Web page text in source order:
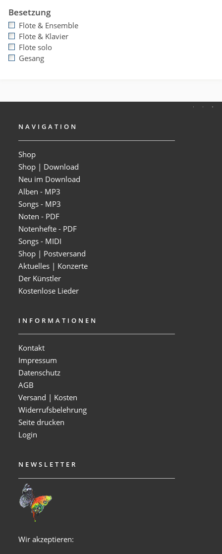
Besetzung
Flöte & Ensemble
Flöte & Klavier
Flöte solo
Gesang
NAVIGATION
Shop
Shop | Download
Neu im Download
Alben - MP3
Songs - MP3
Noten - PDF
Notenhefte - PDF
Songs - MIDI
Shop | Postversand
Aktuelles | Konzerte
Der Künstler
Kostenlose Lieder
INFORMATIONEN
Kontakt
Impressum
Datenschutz
AGB
Versand | Kosten
Widerrufsbelehrung
Seite drucken
Login
NEWSLETTER
Wir akzeptieren: